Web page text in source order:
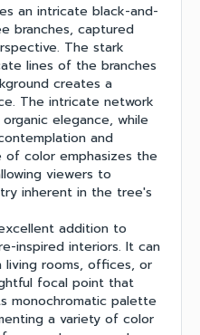
an intricate black-and-
branches, captured
The stark
lines of the branches
creates a
The intricate network
elegance, while
and
of color emphasizes the
viewers to
inherent in the tree's
addition to
inspired interiors. It can
living rooms, offices, or
focal point that
monochromatic palette
a variety of color